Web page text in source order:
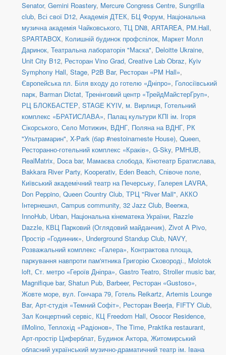
Senator, Gemini Roastery, Mercure Congress Centre, Sungrilla
club, Всі свої D12, Академія ДТЕК, БЦ Форум, Національна
музична академія Чайковського, ТЦ DN8, ARTAREA, PM.Hall,
SPARTABOX, Колишній будинок профспілок, Маркет Молл
Даринок, Театральна лабораторія "Маска", Deloitte Ukraine,
Unit City B12, Ресторан Vino Grad, Creative Lab Obraz, Kyiv
Symphony Hall, Stage, P2B Bar, Ресторан «PM Hall»,
Європейська пл. Біля входу до готелю «Дніпро», Голосіївський
парк, Barman Dictat, Тренінговий центр «ТрейдМайстерГруп»,
РЦ БЛОКБАСТЕР, STAGE KYIV, м. Вирлиця, Готельний
комплекс «БРАТИСЛАВА», Палац культури КПІ ім. Ігоря
Сікорського, Село Мотижин, ВДНГ, Поляна на ВДНГ, РК
"Ультрамарин", X-Park (бар #nestoinameste House), Queen,
Ресторанно-готельний комплекс «Краків», G-Sky, PMHUB,
RealMatrix, Doca bar, Мамаєва слобода, Кінотеатр Братислава,
Bakkara River Party, Kooperativ, Eden Beach, Співоче поле,
Київський академічний театр на Печерську, Галерея LAVRA,
Don Peppino, Queen Country Club, ТРЦ "River Mall", АККО
Інтернешнл, Campus community, 32 Jazz Club, Beerжа,
InnoHub, Urban, Національна кінематека України, Razzle
Dazzle, КВЦ Парковий (Оглядовий майданчик), Zivot A Pivo,
Простір «Годинник», Underground Standup Club, NAVY,
Розважальний комплекс «Галера», Контрактова площа,
паркування навпроти пам'ятника Григорію Сковороді., Molotok
loft, Ст. метро «Героїв Дніпра», Gastro Teatro, Stroller music bar,
Magnifique bar, Shatun Pub, Barbeer, Ресторан «Gustoso»,
Жовте море, вул. Гончара 79, Готель Reikartz, Artemis Lounge
Bar, Арт-студія «Темний Софіт», Ресторан Beerja, FIFTY Club,
Зал Концертний сервіс, КЦ Freedom Hall, Osocor Residence,
ilMolino, Теплохід «Радіонов», The Time, Praktika restaurant,
Арт-простір Циферблат, Будинок Актора, Житомирський
обласний український музично-драматичний театр ім. Івана